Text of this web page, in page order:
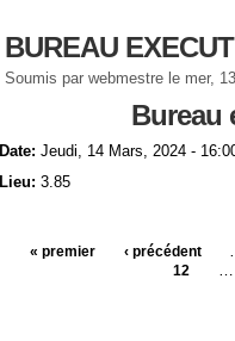
BUREAU
Soumis par webmestre le mer,
Bureau
Date: Jeudi, 14 Mars, 2024 -
Lieu: 3.85
Pages
« premier ‹ précédent
12 …